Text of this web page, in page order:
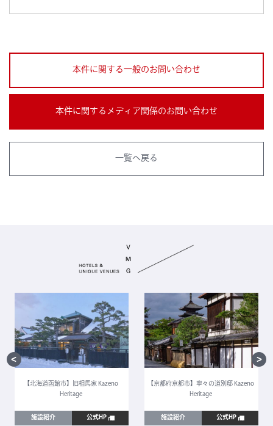
本件に関する一般のお問い合わせ
本件に関するメディア関係のお問い合わせ
一覧へ戻る
【北海道函館市】旧相馬家 Kazeno
Heritage
施設紹介 公式HP
【京都府京都市】寧々の道別邸 Kazeno
Heritage
施設紹介 公式HP